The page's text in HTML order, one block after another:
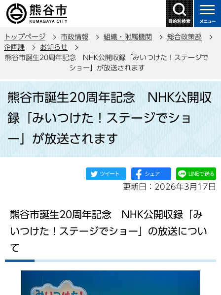
の
ー
ジ
先
トップページ 市政情報 組織・附属機関
総合政策部
企画課
お知らせ
熊谷市誕生20周年記念 NHK公開収録「みいつけた！ステージで
ショー」が放送されます
熊谷市誕生20周年記念 NHK公開収
録「みいつけた！ステージでショ
ー」が放送されます
更新日：2026年3月17日
熊谷市誕生20周年記念 NHK公開収録「み
いつけた！ステージでショー」の放送につい
て